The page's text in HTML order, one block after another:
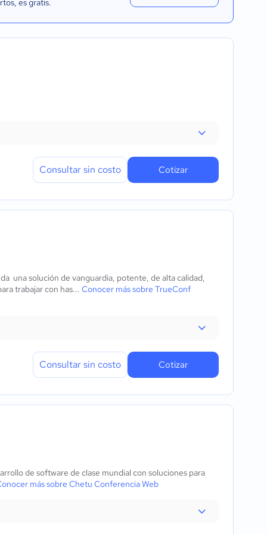
, es gratis.
Consultar sin costo Cotizar
una solución de vanguardia, potente, de alta calidad,
trabajar con has... Conocer más sobre TrueConf
Consultar sin costo Cotizar
de software de clase mundial con soluciones para
más sobre Chetu Conferencia Web